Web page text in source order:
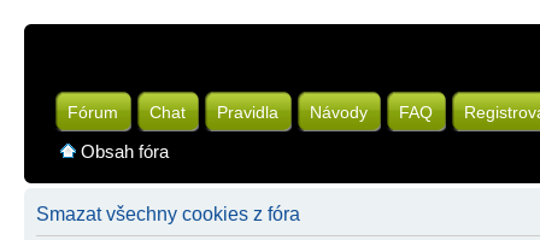
Fórum Chat Pravidla Návody FAQ
Obsah fóra
Smazat všechny cookies z fóra